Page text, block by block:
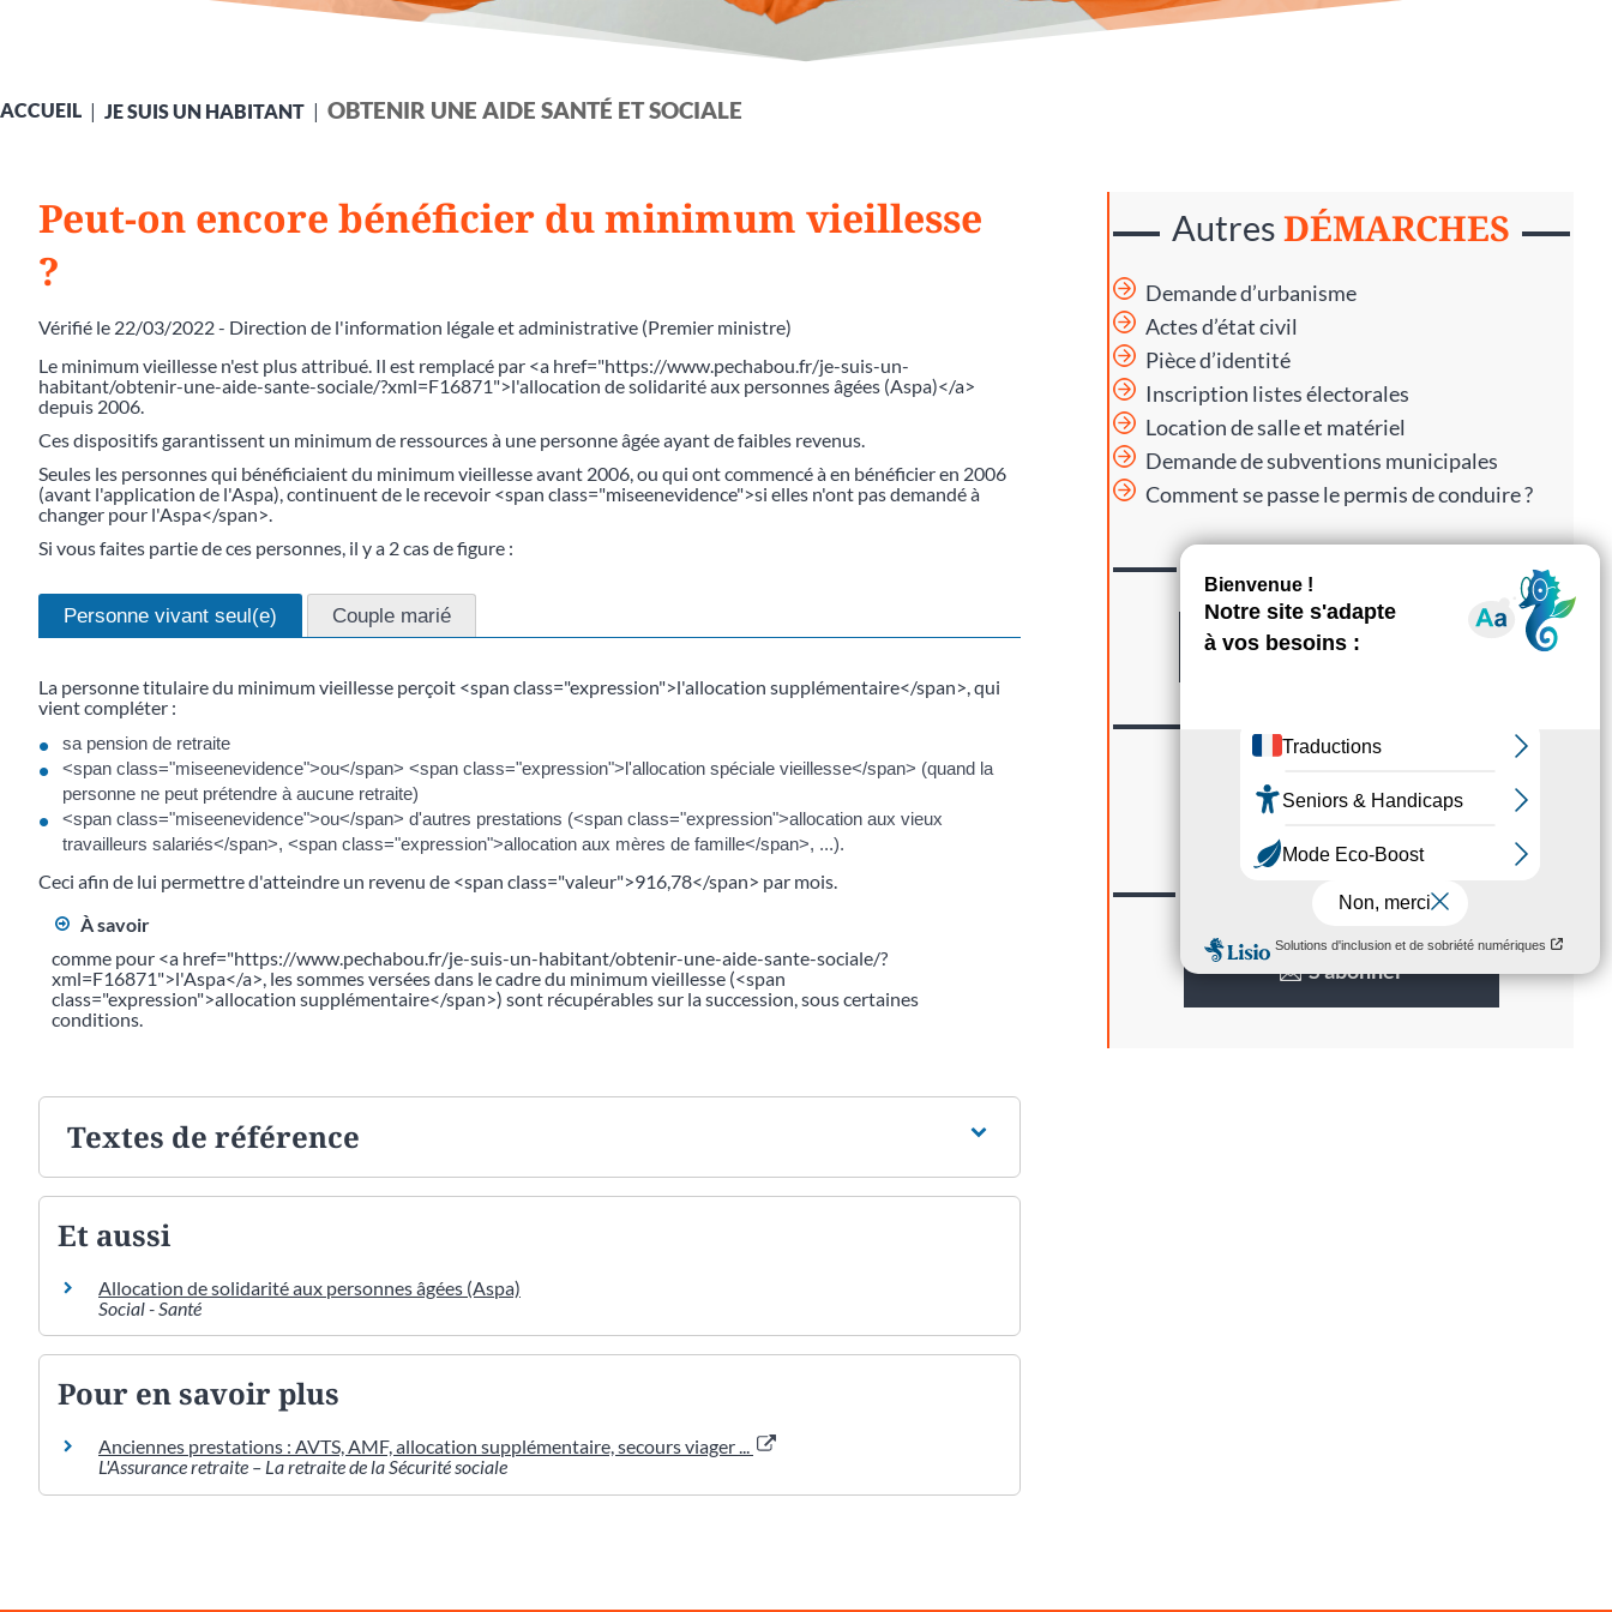
ACCUEIL JE SUIS UN HABITANT OBTENIR UNE AIDE SANTÉ ET SOCIALE
Peut-on encore bénéficier du minimum vieillesse
?
Vérifié le 22/03/2022 - Direction de l'information légale et administrative (Premier ministre)
Le minimum vieillesse n'est plus attribué. Il est remplacé par <a href="https://www.pechabou.fr/je-suis-un-
habitant/obtenir-une-aide-sante-sociale/?xml=F16871">l'allocation de solidarité aux personnes âgées (Aspa)</a>
depuis 2006.
Ces dispositifs garantissent un minimum de ressources à une personne âgée ayant de faibles revenus.
Seules les personnes qui bénéficiaient du minimum vieillesse avant 2006, ou qui ont commencé à en bénéficier en 2006
(avant l'application de l'Aspa), continuent de le recevoir <span class="miseenevidence">si elles n'ont pas demandé à
changer pour l'Aspa</span>.
Si vous faites partie de ces personnes, il y a 2 cas de figure :
Personne vivant seul(e) Couple marié
La personne titulaire du minimum vieillesse perçoit <span class="expression">l'allocation supplémentaire</span>, qui
vient compléter :
sa pension de retraite
<span class="miseenevidence">ou</span> <span class="expression">l'allocation spéciale vieillesse</span> (quand la
personne ne peut prétendre à aucune retraite)
<span class="miseenevidence">ou</span> d'autres prestations (<span class="expression">allocation aux vieux
travailleurs salariés</span>, <span class="expression">allocation aux mères de famille</span>, ...).
Ceci afin de lui permettre d'atteindre un revenu de <span class="valeur">916,78</span> par mois.
À savoir
comme pour <a href="https://www.pechabou.fr/je-suis-un-habitant/obtenir-une-aide-sante-sociale/?
xml=F16871">l'Aspa</a>, les sommes versées dans le cadre du minimum vieillesse (<span
class="expression">allocation supplémentaire</span>) sont récupérables sur la succession, sous certaines
conditions.
Textes de référence
Et aussi
Allocation de solidarité aux personnes âgées (Aspa)
Social - Santé
Pour en savoir plus
Anciennes prestations : AVTS, AMF, allocation supplémentaire, secours viager ...
L'Assurance retraite – La retraite de la Sécurité sociale
AutresDÉMARCHES
Demande d’urbanisme
Actes d’état civil
Pièce d’identité
Inscription listes électorales
Location de salle et matériel
Demande de subventions municipales
Comment se passe le permis de conduire ?
Formulaire
LA GAZETTE
S’abonner